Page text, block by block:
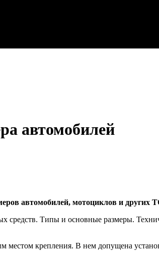
автомобилей
автомобилей, мотоциклов и других
средств. Типы и основные размеры.
крепления. В нем допущена